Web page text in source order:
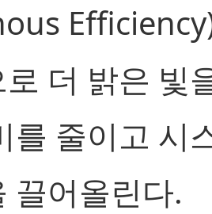
더 밝은 빛
를 줄이고 시
끌어올린다.